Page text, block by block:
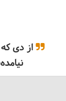
از دی